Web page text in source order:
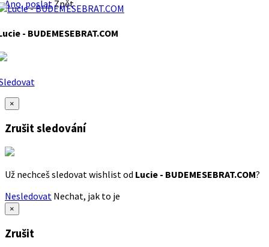
Ano, poslatZpět
- BUDEMESEBRAT.COM
×
Zrušit sledování
Už nechceš sledovat wishlist od Lucie - BUDEMESEBRAT.COM?
Nesledovat Nechat, jak to je
×
Zrušit